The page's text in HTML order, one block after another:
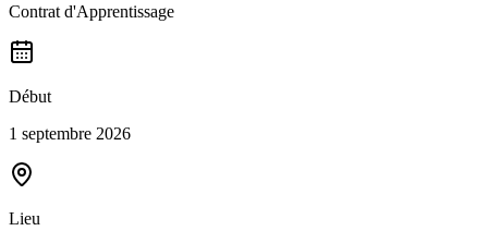
Contrat d'Apprentissage
Début
1 septembre 2026
Lieu